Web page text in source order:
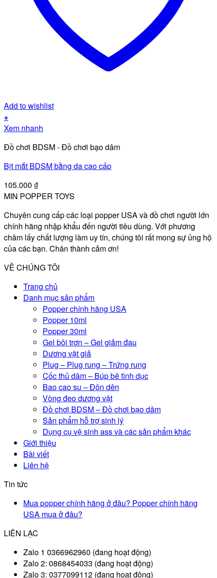
Add to wishlist
+
Xem nhanh
Đồ chơi BDSM - Đồ chơi bạo dâm
Bịt mắt BDSM bằng da cao cấp
105.000 ₫
MIN POPPER TOYS
Chuyên cung cấp các loại popper USA và đồ chơi người lớn
chính hãng nhập khẩu đến người tiêu dùng. Với phương
châm lấy chất lượng làm uy tín, chúng tôi rất mong sự ủng hộ
của các bạn. Chân thành cảm ơn!
VỀ CHÚNG TÔI
Trang chủ
Danh mục sản phẩm
Popper chính hãng USA
Popper 10ml
Popper 30ml
Gel bôi trơn – Gel giảm đau
Dương vật giả
Plug – Plug rung – Trứng rung
Cốc thủ dâm – Búp bê tình dục
Bao cao su – Đôn dên
Vòng đeo dương vật
Đồ chơi BDSM – Đồ chơi bạo dâm
Sản phẩm hỗ trợ sinh lý
Dụng cụ vệ sinh ass và các sản phẩm khác
Giới thiệu
Bài viết
Liên hệ
Tin tức
Mua popper chính hãng ở đâu? Popper chính hãng
USA mua ở đâu?
LIÊN LẠC
Zalo 1 0366962960 (đang hoạt động)
Zalo 2: 0868454033 (đang hoạt động)
Zalo 3: 0377099112 (đang hoạt động)